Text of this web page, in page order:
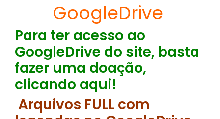
GoogleDrive
Para ter acesso ao
GoogleDrive do site, basta
fazer uma doação,
clicando aqui!
Arquivos FULL com